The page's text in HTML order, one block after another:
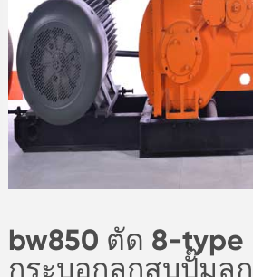
bw850 ตัด 8-
กระบอกลูกสูบปั๊มลู